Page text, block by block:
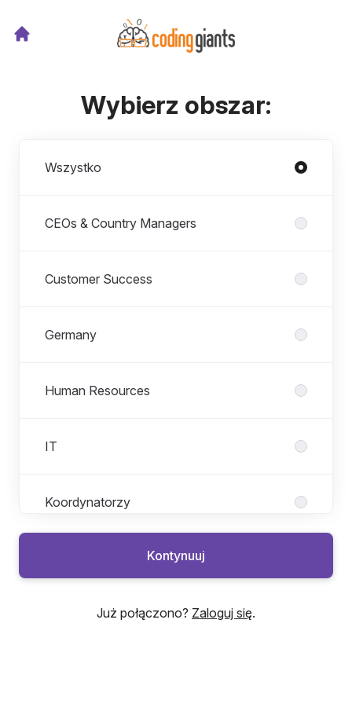
Wybierz obszar:
Wszystko
CEOs & Country Managers
Customer Success
Germany
Human Resources
IT
Koordynatorzy
Kontynuuj
Już połączono? Zaloguj się.